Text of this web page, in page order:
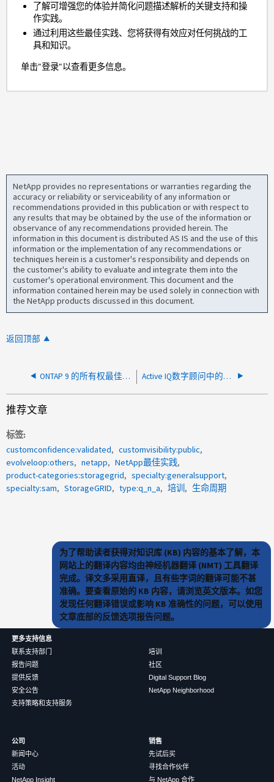
了解可增强您的体验并简化问题描述解析的关键支持和操
作实践。
通过利用这些最佳实践、您将获得有效应对任何挑战的工
具和知识。
单击"登录"以查看更多信息。
NetApp provides no representations or warranties regarding the
accuracy or reliability or serviceability of any information or
recommendations provided in this publication or with respect to
any results that may be obtained by the use of the information or
observance of any recommendations provided herein. The
information in this document is distributed AS IS and the use of this
information or the implementation of any recommendations or
techniques herein is a customer's responsibility and depends on
the customer's ability to evaluate and integrate them into the
customer's operational environment. This document and the
information contained herein may be used solely in connection with
the NetApp products discussed in this document.
返回顶部
ONTAP 9 的所有权最佳实践是什么？ Active IQ数字顾问中的升级顾问使用的规则是什么
推荐文章
标签
customconfidence:validated
customvisibility:public
evolveloop:others
netapp
NetApp最佳实践
product-categories:storagegrid
specialty:generalsupport
specialty:sam
StorageGRID type:q_n_a 培训 生命周期
为了帮助读者获得对知识库 (KB) 内容的基本了解，本
网站上的翻译内容均由神经机器翻译 (NMT) 工具翻译
完成。译文多采用直译，且有些字词的翻译可能不甚
准确。要查看原始的 KB 内容，请浏览英文版本。如您
发现任何翻译错误或影响 KB 准确性的问题，可以使用
文章底部的反馈选项报告问题。
更多支持信息
联系支持部门
报告问题
提供反馈
安全公告
支持策略和支持服务
培训
社区
Digital Support Blog
NetApp Neighborhood
公司
新闻中心
活动
NetApp Insight
销售
先试后买
寻找合作伙伴
与 NetApp 合作